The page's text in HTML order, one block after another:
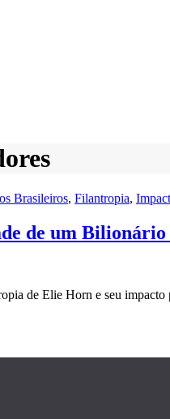
Brasileiros, Filantropia,
de um
de Elie Horn e seu impacto